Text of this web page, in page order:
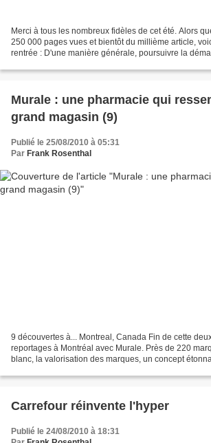
Merci à tous les nombreux fidèles de cet été. Alors
250 000 pages vues et bientôt du millième article,
rentrée : D'une manière générale, poursuivre la
Murale : une pharmacie qui
grand magasin (9)
Publié le 25/08/2010 à 05:31
Par Frank Rosenthal
9 découvertes à... Montreal, Canada Fin de cette
reportages à Montréal avec Murale. Près de 220
blanc, la valorisation des marques, un concept
Carrefour réinvente l'hyper
Publié le 24/08/2010 à 18:31